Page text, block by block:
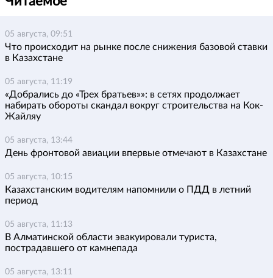
05 августа, 09:51
Что происходит на рынке после снижения базовой ставки
в Казахстане
05 августа, 11:19
«Добрались до «Трех братьев»»: в сетях продолжает
набирать обороты скандал вокруг строительства на Кок-
Жайляу
05 августа, 13:44
День фронтовой авиации впервые отмечают в Казахстане
05 августа, 10:15
Казахстанским водителям напомнили о ПДД в летний
период
05 августа, 11:13
В Алматинской области эвакуировали туриста,
пострадавшего от камнепада
05 августа, 13:11